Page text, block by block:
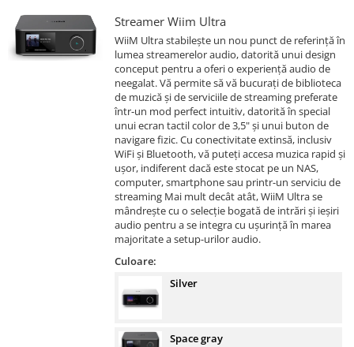
Streamer Wiim Ultra
WiiM Ultra stabilește un nou punct de referință în
lumea streamerelor audio, datorită unui design
conceput pentru a oferi o experiență audio de
neegalat. Vă permite să vă bucurați de biblioteca
de muzică și de serviciile de streaming preferate
într-un mod perfect intuitiv, datorită în special
unui ecran tactil color de 3,5" și unui buton de
navigare fizic. Cu conectivitate extinsă, inclusiv
WiFi și Bluetooth, vă puteți accesa muzica rapid și
ușor, indiferent dacă este stocat pe un NAS,
computer, smartphone sau printr-un serviciu de
streaming Mai mult decât atât, WiiM Ultra se
mândrește cu o selecție bogată de intrări și ieșiri
audio pentru a se integra cu ușurință în marea
majoritate a setup-urilor audio.
Culoare:
Silver
Space gray